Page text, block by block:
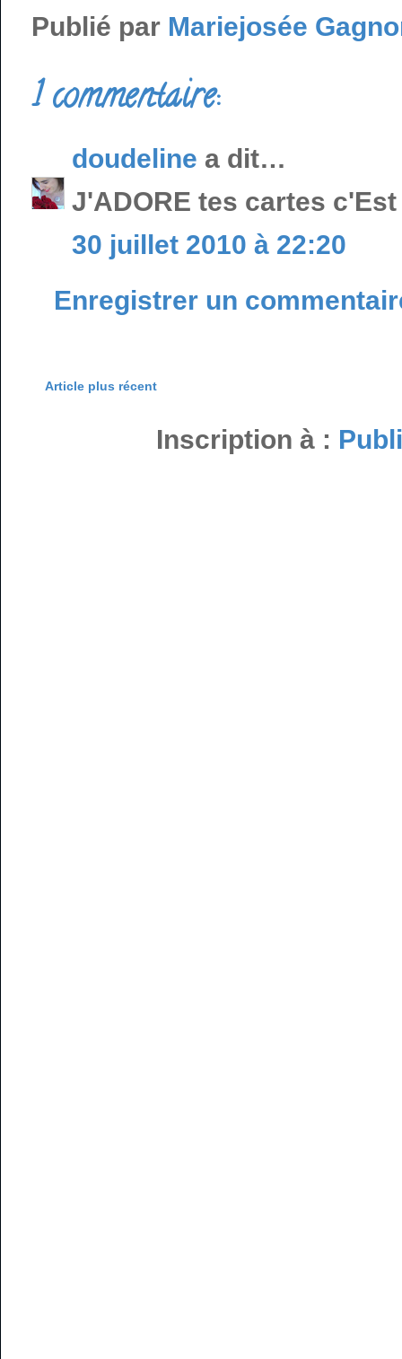
Publié par Mariejosée
1 commentaire:
doudeline a dit…
J'ADORE tes cartes
30 juillet 2010 à 22:20
Enregistrer un
Article plus récent
Inscription à :